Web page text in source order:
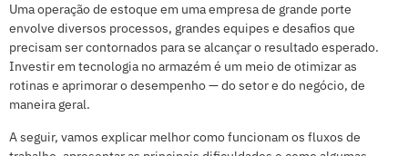
Uma operação de estoque em uma empresa de grande porte
envolve diversos processos, grandes equipes e desafios que
precisam ser contornados para se alcançar o resultado esperado.
Investir em tecnologia no armazém é um meio de otimizar as
rotinas e aprimorar o desempenho — do setor e do negócio, de
maneira geral.
A seguir, vamos explicar melhor como funcionam os fluxos de